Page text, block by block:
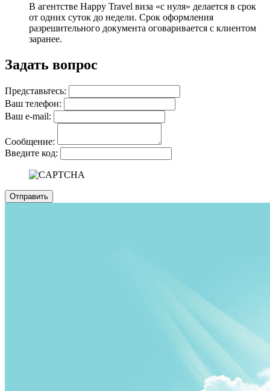
В агентстве Happy Travel виза «с нуля» делается в срок
от одних суток до недели. Срок оформления
разрешительного документа оговаривается с клиентом
заранее.
Задать вопрос
Представьтесь:
Ваш телефон:
Ваш е-mail:
Сообщение:
Введите код: